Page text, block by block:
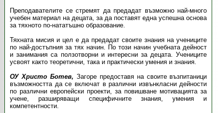
Преподавателите се стремят да предадат възможно най-много
учебен материал на децата, за да поставят една успешна основа
за тяхното по-нататъшно образование.
Тяхната мисия и цел е да предадат своите знания на учениците
по най-достъпния за тях начин. По този начин учебната дейност
и занимания са ползотворни и интересни за децата. Учениците
усвоят както теоретични, така и практически умения и знания.
ОУ Христо Ботев, Загоре предоставя на своите възпитаници
възможността да се включат в различни извънкласни дейности
по различни европейски проекти, за повишване мотивацията за
учене, разширяващи специфичните знания, умения и
компетентности.